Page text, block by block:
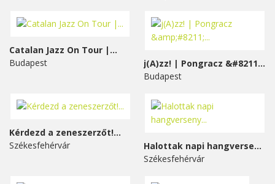
Catalan Jazz On Tour |...
Budapest
j(A)zz! | Pongracz &#8211;...
Budapest
Kérdezd a zeneszerzőt!...
Székesfehérvár
Halottak napi hangverseny...
Székesfehérvár